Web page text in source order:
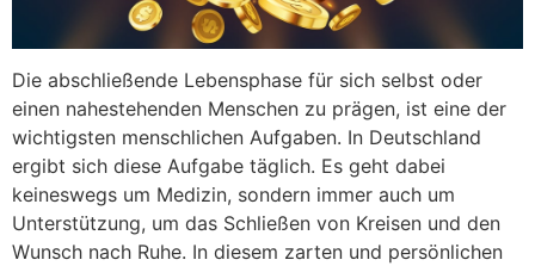
Die abschließende Lebensphase für sich selbst oder
einen nahestehenden Menschen zu prägen, ist eine der
wichtigsten menschlichen Aufgaben. In Deutschland
ergibt sich diese Aufgabe täglich. Es geht dabei
keineswegs um Medizin, sondern immer auch um
Unterstützung, um das Schließen von Kreisen und den
Wunsch nach Ruhe. In diesem zarten und persönlichen